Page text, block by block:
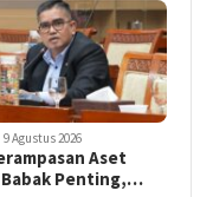
9 Agustus 2026
Aset
Babak Penting,…